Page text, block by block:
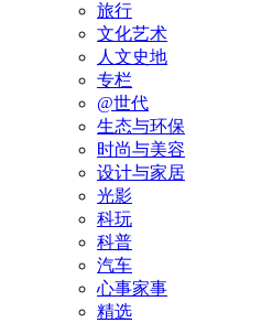
旅行
文化艺术
人文史地
专栏
@世代
生态与环保
时尚与美容
设计与家居
光影
科玩
科普
汽车
心事家事
精选